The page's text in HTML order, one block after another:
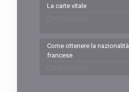
La carte vitale
Come ottenere la nazionalità
francese